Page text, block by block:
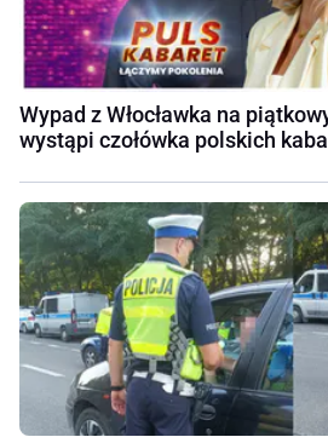
Wypad z Włocławka na
wystąpi czołówka polskich